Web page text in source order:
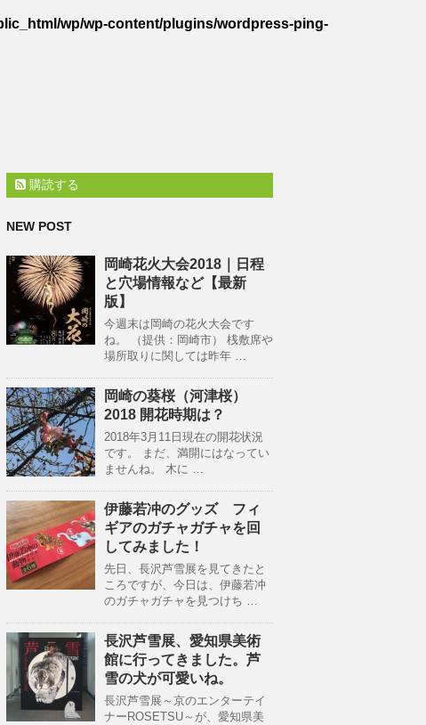
wp/wp-content/plugins/wordpress-ping-
購読する
NEW POST
岡崎花火大会2018｜日程
と穴場情報など【最新
版】
今週末は岡崎の花火大会です
ね。 （提供：岡崎市） 桟敷席や
場所取りに関しては昨年 …
岡崎の葵桜（河津桜）
2018 開花時期は？
2018年3月11日現在の開花状況
です。 まだ、満開にはなってい
ませんね。 木に …
伊藤若冲のグッズ フィ
ギアのガチャガチャを回
してみました！
先日、長沢芦雪展を見てきたと
ころですが、今日は、伊藤若冲
のガチャガチャを見つけち …
長沢芦雪展、愛知県美術
館に行ってきました。芦
雪の犬が可愛いね。
長沢芦雪展～京のエンターテイ
ナーROSETSU～が、愛知県美